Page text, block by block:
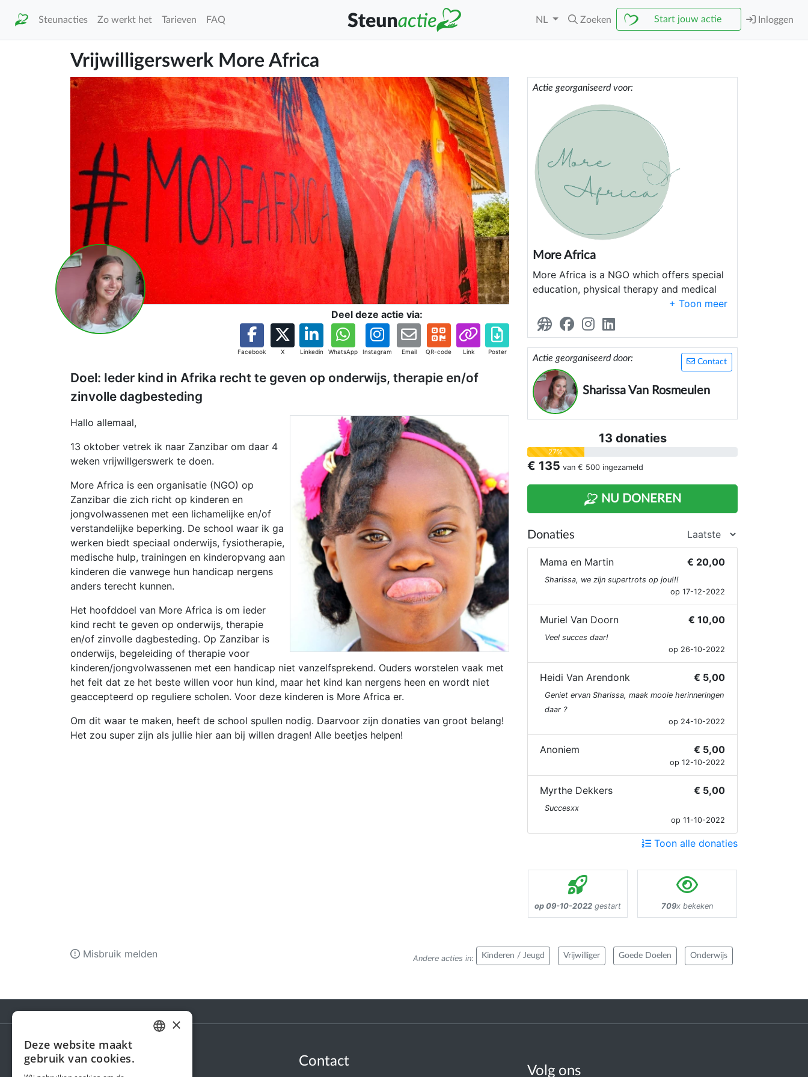
Steunacties Zo werkt het Tarieven FAQ NL Zoeken Start jouw actie Inloggen
Vrijwilligerswerk More Africa
Deel deze actie via:
Facebook X Linkedin WhatsApp Instagram Email QR-code Link Poster
Doel: Ieder kind in Afrika recht te geven op onderwijs, therapie en/of
zinvolle dagbesteding
Hallo allemaal,
13 oktober vetrek ik naar Zanzibar om daar 4
weken vrijwillgerswerk te doen.
More Africa is een organisatie (NGO) op
Zanzibar die zich richt op kinderen en
jongvolwassenen met een lichamelijke en/of
verstandelijke beperking. De school waar ik ga
werken biedt speciaal onderwijs, fysiotherapie,
medische hulp, trainingen en kinderopvang aan
kinderen die vanwege hun handicap nergens
anders terecht kunnen.
Het hoofddoel van More Africa is om ieder
kind recht te geven op onderwijs, therapie
en/of zinvolle dagbesteding. Op Zanzibar is
onderwijs, begeleiding of therapie voor
kinderen/jongvolwassenen met een handicap niet vanzelfsprekend. Ouders worstelen vaak met
het feit dat ze het beste willen voor hun kind, maar het kind kan nergens heen en wordt niet
geaccepteerd op reguliere scholen. Voor deze kinderen is More Africa er.
Om dit waar te maken, heeft de school spullen nodig. Daarvoor zijn donaties van groot belang!
Het zou super zijn als jullie hier aan bij willen dragen! Alle beetjes helpen!
Actie georganiseerd voor:
More Africa
More Africa is a NGO which offers special
education, physical therapy and medical
care for children with physical and/or
mental disabilities. Besides, we have a
guesthouse where guest can relax while
donating straight to the NGO.
Contact
Actie georganiseerd door:
Sharissa Van Rosmeulen
13 donaties
27%
€ 135 van € 500 ingezameld
NU DONEREN
Donaties
Mama en Martin € 20,00
Sharissa, we zijn supertrots op jou!!!
op 17-12-2022
Muriel Van Doorn € 10,00
Veel succes daar!
op 26-10-2022
Heidi Van Arendonk € 5,00
Geniet ervan Sharissa, maak mooie herinneringen
daar ?
op 24-10-2022
Anoniem € 5,00
op 12-10-2022
Myrthe Dekkers € 5,00
Succesxx
op 11-10-2022
Toon alle donaties
op 09-10-2022 gestart 709x bekeken
Andere acties in: Kinderen / Jeugd Vrijwilliger Goede Doelen Onderwijs
Misbruik melden
Steunactie Contact
Volg ons
×
Deze website maakt
gebruik van cookies.